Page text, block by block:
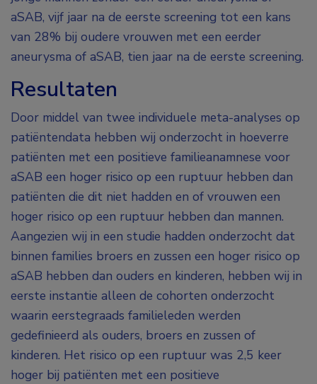
aSAB, vijf jaar na de eerste screening tot een kans
van 28% bij oudere vrouwen met een eerder
aneurysma of aSAB, tien jaar na de eerste screening.
Resultaten
Door middel van twee individuele meta-analyses op
patiëntendata hebben wij onderzocht in hoeverre
patiënten met een positieve familieanamnese voor
aSAB een hoger risico op een ruptuur hebben dan
patiënten die dit niet hadden en of vrouwen een
hoger risico op een ruptuur hebben dan mannen.
Aangezien wij in een studie hadden onderzocht dat
binnen families broers en zussen een hoger risico op
aSAB hebben dan ouders en kinderen, hebben wij in
eerste instantie alleen de cohorten onderzocht
waarin eerstegraads familieleden werden
gedefinieerd als ouders, broers en zussen of
kinderen. Het risico op een ruptuur was 2,5 keer
hoger bij patiënten met een positieve